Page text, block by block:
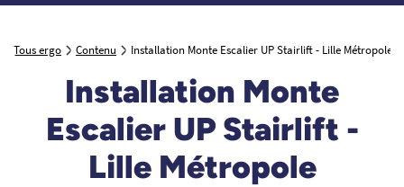
Tous ergo Contenu Installation Monte Escalier UP Stairlift - Lille Métropole
Installation Monte
Escalier UP Stairlift -
Lille Métropole